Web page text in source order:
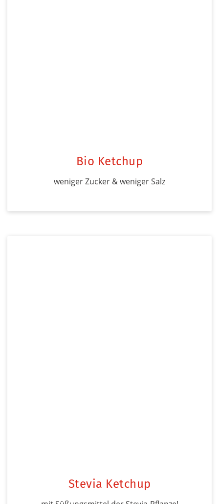
Bio Ketchup
weniger Zucker & weniger Salz
Stevia Ketchup